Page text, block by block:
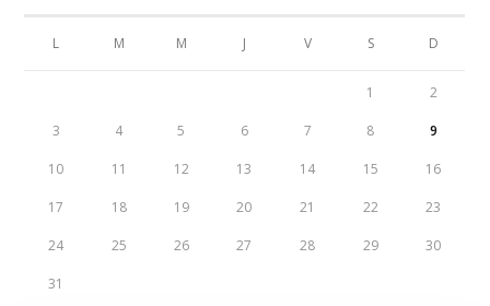
L M M J V S D
1 2
3 4 5 6 7 8 9
10 11 12 13 14 15 16
17 18 19 20 21 22 23
24 25 26 27 28 29 30
31